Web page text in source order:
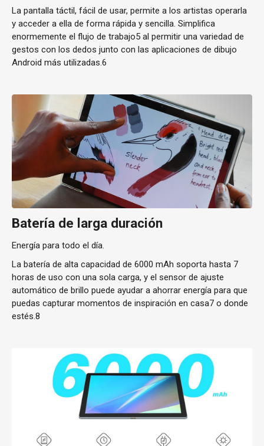
La pantalla táctil, fácil de usar, permite a los artistas operarla
y acceder a ella de forma rápida y sencilla. Simplifica
enormemente el flujo de trabajo5 al permitir una variedad de
gestos con los dedos junto con las aplicaciones de dibujo
Android más utilizadas.6
Batería de larga duración
Energía para todo el día.
La batería de alta capacidad de 6000 mAh soporta hasta 7
horas de uso con una sola carga, y el sensor de ajuste
automático de brillo puede ayudar a ahorrar energía para que
puedas capturar momentos de inspiración en casa7 o donde
estés.8